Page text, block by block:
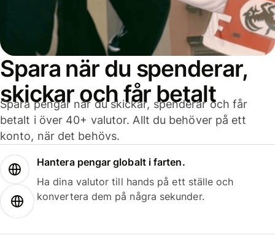
Spara när du spenderar,
skickar och får betalt
Spara pengar när du skickar, spenderar och får
betalt i över 40+ valutor. Allt du behöver på ett
konto, när det behövs.
Hantera pengar globalt i farten.
Ha dina valutor till hands på ett ställe och
konvertera dem på några sekunder.